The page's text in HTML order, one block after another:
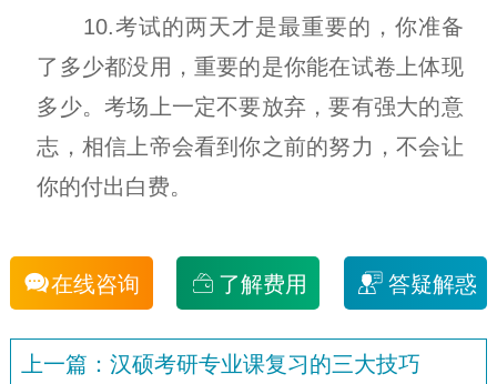
10.考试的两天才是最重要的，你准备
了多少都没用，重要的是你能在试卷上体现
多少。考场上一定不要放弃，要有强大的意
志，相信上帝会看到你之前的努力，不会让
你的付出白费。
在线咨询 了解费用 答疑解惑
上一篇：汉硕考研专业课复习的三大技巧